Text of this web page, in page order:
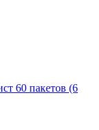
60 пакетов (6